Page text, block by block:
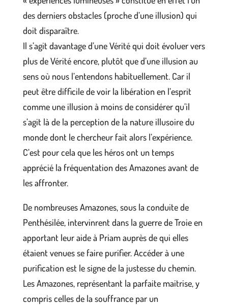
des derniers obstacles (proche d’une illusion) qui
doit disparaître.
Il s’agit davantage d’une Vérité qui doit évoluer vers
plus de Vérité encore, plutôt que d’une illusion au
sens où nous l’entendons habituellement. Car il
peut être difficile de voir la libération en l’esprit
comme une illusion à moins de considérer qu’il
s’agit là de la perception de la nature illusoire du
monde dont le chercheur fait alors l’expérience.
C’est pour cela que les héros ont un temps
apprécié la fréquentation des Amazones avant de
les affronter.
De nombreuses Amazones, sous la conduite de
Penthésilée, intervinrent dans la guerre de Troie en
apportant leur aide à Priam auprès de qui elles
étaient venues se faire purifier. Accéder à une
purification est le signe de la justesse du chemin.
Les Amazones, représentant la parfaite maitrise, y
compris celles de la souffrance par un